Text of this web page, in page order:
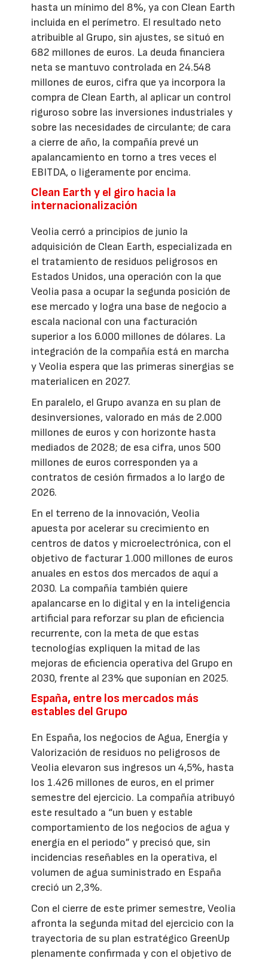
hasta un mínimo del 8%, ya con Clean Earth
incluida en el perímetro. El resultado neto
atribuible al Grupo, sin ajustes, se situó en
682 millones de euros. La deuda financiera
neta se mantuvo controlada en 24.548
millones de euros, cifra que ya incorpora la
compra de Clean Earth, al aplicar un control
riguroso sobre las inversiones industriales y
sobre las necesidades de circulante; de cara
a cierre de año, la compañía prevé un
apalancamiento en torno a tres veces el
EBITDA, o ligeramente por encima.
Clean Earth y el giro hacia la
internacionalización
Veolia cerró a principios de junio la
adquisición de Clean Earth, especializada en
el tratamiento de residuos peligrosos en
Estados Unidos, una operación con la que
Veolia pasa a ocupar la segunda posición de
ese mercado y logra una base de negocio a
escala nacional con una facturación
superior a los 6.000 millones de dólares. La
integración de la compañía está en marcha
y Veolia espera que las primeras sinergias se
materialicen en 2027.
En paralelo, el Grupo avanza en su plan de
desinversiones, valorado en más de 2.000
millones de euros y con horizonte hasta
mediados de 2028; de esa cifra, unos 500
millones de euros corresponden ya a
contratos de cesión firmados a lo largo de
2026.
En el terreno de la innovación, Veolia
apuesta por acelerar su crecimiento en
centros de datos y microelectrónica, con el
objetivo de facturar 1.000 millones de euros
anuales en estos dos mercados de aquí a
2030. La compañía también quiere
apalancarse en lo digital y en la inteligencia
artificial para reforzar su plan de eficiencia
recurrente, con la meta de que estas
tecnologías expliquen la mitad de las
mejoras de eficiencia operativa del Grupo en
2030, frente al 23% que suponían en 2025.
España, entre los mercados más
estables del Grupo
En España, los negocios de Agua, Energía y
Valorización de residuos no peligrosos de
Veolia elevaron sus ingresos un 4,5%, hasta
los 1.426 millones de euros, en el primer
semestre del ejercicio. La compañía atribuyó
este resultado a “un buen y estable
comportamiento de los negocios de agua y
energía en el periodo” y precisó que, sin
incidencias reseñables en la operativa, el
volumen de agua suministrado en España
creció un 2,3%.
Con el cierre de este primer semestre, Veolia
afronta la segunda mitad del ejercicio con la
trayectoria de su plan estratégico GreenUp
plenamente confirmada y con el objetivo de